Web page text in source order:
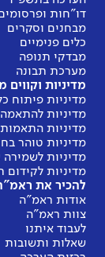
דו"חות
מבחנים וסקרים
כלים פנימיים
מבדקי תנופה
מערכת תבונה
מדיניות וקווים
מדיניות פיתוח
מדיניות
מדיניות התאמות
מדיניות טוהר
מדיניות
מדיניות
להכיר את
אודות ראמ"ה
צוות ראמ"ה
לעבוד איתנו
שאלות ותשובות